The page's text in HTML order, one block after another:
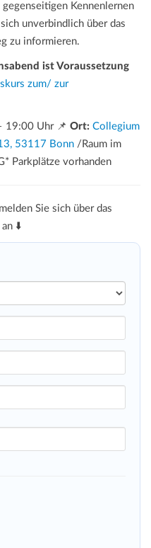
Kennenlernen
unverbindlich über das
zu informieren.
ist Voraussetzung
zum/ zur
19:00 Uhr 📌 Ort: Collegium
53117 Bonn /Raum im
Parkplätze vorhanden
Sie sich über das
⬇️